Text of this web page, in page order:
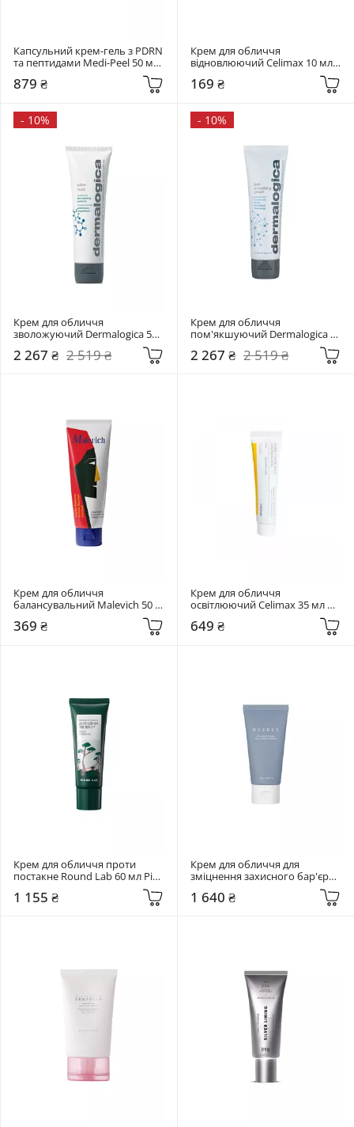
Капсульний крем-гель з PDRN
та пептидами Medi-Peel 50 мл
Drop Gel Cream
879 ₴
Крем для обличчя
відновлюючий Celimax 10 мл
The Real Noni Energy Repair
Cream
169 ₴
- 10%
Крем для обличчя
зволожуючий Dermalogica 50
2 267 ₴ 2 519 ₴
- 10%
Крем для обличчя
пом'якшуючий Dermalogica 50
2 267 ₴ 2 519 ₴
Крем для обличчя
балансувальний Malevich 50
мл Purist Balance Cream Barrier
Control
369 ₴
Крем для обличчя
освітлюючий Celimax 35 мл
Pore + Dark Spot Brightening
Cream
649 ₴
Крем для обличчя проти
постакне Round Lab 60 мл Pine
1 155 ₴
Крем для обличчя для
зміцнення захисного бар'єру
Cream
1 640 ₴